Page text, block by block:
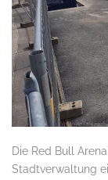
Die Red Bull
Stadtverwaltung